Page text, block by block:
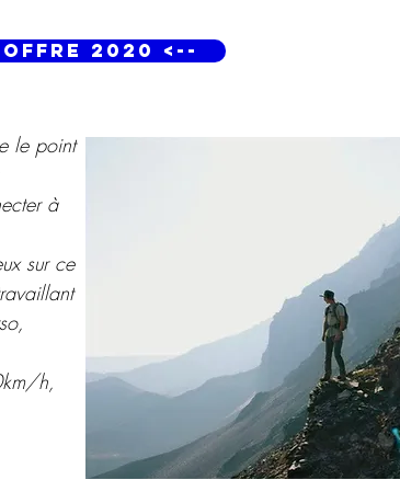
Offre 2020 <--
le point
à
sur ce
h,